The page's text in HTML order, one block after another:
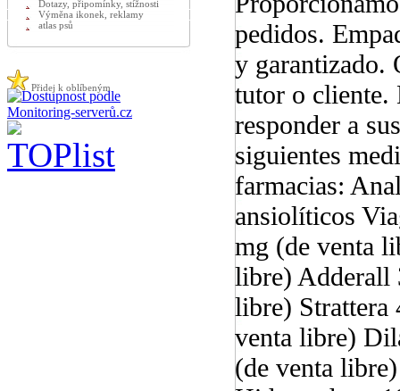
pedidos.
y garantizado.
tutor o cliente.
responder a
siguientes
farmacias:
ansiolíticos
mg (de venta
libre) Adderall
libre) Strattera
venta libre)
(de venta
Dotazy, připomínky, stížnosti
Výměna ikonek, reklamy
atlas psů
Přidej k oblíbeným